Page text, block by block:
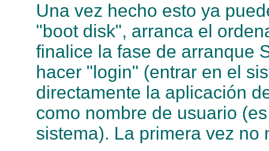
Una vez hecho esto ya
"boot disk", arranca el
finalice la fase de arranque
hacer "login" (entrar en el
directamente la aplicación
como nombre de usuario
sistema). La primera vez no